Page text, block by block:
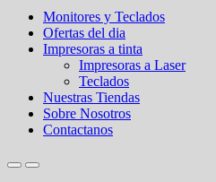
Monitores y Teclados
Ofertas del dia
Impresoras a tinta
Impresoras a Laser
Teclados
Nuestras Tiendas
Sobre Nosotros
Contactanos